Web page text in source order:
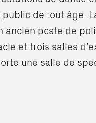
de tout âge.
ancien poste de
et trois salles
une salle de